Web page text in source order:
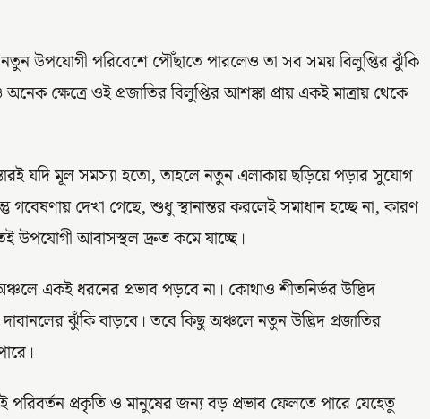
উপযোগী পরিবেশে পৌঁছাতে পারলেও তা সব সময় বিলুপ্তির ঝুঁকি
ক্ষেত্রে ওই প্রজাতির বিলুপ্তির আশঙ্কা প্রায় একই মাত্রায় থেকে
যদি মূল সমস্যা হতো, তাহলে নতুন এলাকায় ছড়িয়ে পড়ার সুযোগ
দেখা গেছে, শুধু স্থানান্তর করলেই সমাধান হচ্ছে না, কারণ
উপযোগী আবাসস্থল দ্রুত কমে যাচ্ছে।
একই ধরনের প্রভাব পড়বে না। কোথাও শীতনির্ভর উদ্ভিদ
ঝুঁকি বাড়বে। তবে কিছু অঞ্চলে নতুন উদ্ভিদ প্রজাতির
পরিবর্তন প্রকৃতি ও মানুষের জন্য বড় প্রভাব ফেলতে পারে যেহেতু